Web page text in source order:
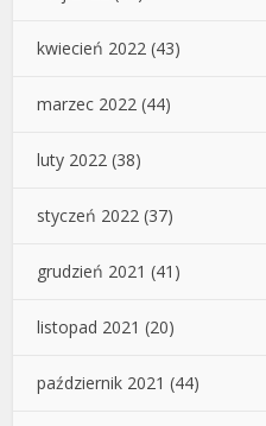
kwiecień 2022 (43)
marzec 2022 (44)
luty 2022 (38)
styczeń 2022 (37)
grudzień 2021 (41)
listopad 2021 (20)
październik 2021 (44)